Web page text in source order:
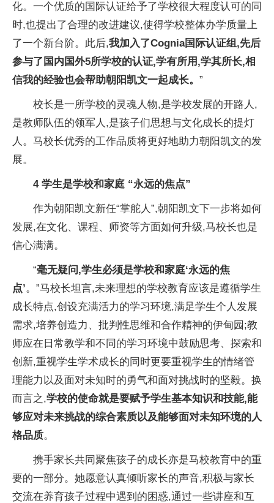
化。一个优质的国际认证给予了学校很大程度认可的同
时,也提出了合理的改进建议,使得学校整体办学质量上
了一个新台阶。此后,我加入了Cognia国际认证组,先后
参与了国内国外5所学校的认证,学有所用,学其所长,相
信我的经验也会帮助朝阳凯文一起成长。 ”
校长是一所学校的灵魂人物,是学校发展的开路人,
是教师队伍的领军人,是孩子们思想与文化成长的提灯
人。马校长优秀的工作品质将更好地助力朝阳凯文的发
展。
4 学生是学校和家庭 “永远的焦点”
作为朝阳凯文新任“掌舵人”,朝阳凯文下一步将如何
发展,在文化、课程、师资等方面如何升级,马校长也是
信心满满。
“毫无疑问,学生必须是学校和家庭‘永远的焦
点’。”马校长坦言,未来理想的学校教育应该是遵循学生
成长特点,创设充满活力的学习环境,满足学生个人发展
需求,培养创造力、批判性思维和合作精神的伊甸园;教
师应在日常教学和不同的学习环境中鼓励思考、探索和
创新,重视学生学术成长的同时更要重视学生的情绪管
理能力以及面对未知时的勇气和面对挑战时的坚毅。换
而言之,学校的使命就是要赋予学生基本知识和技能,能
够应对未来挑战的综合素质以及能够面对未知环境的人
格品质。
携手家长共同聚焦孩子的成长亦是马校教育中的重
要的一部分。她愿意认真倾听家长的声音,积极与家长
交流在养育孩子过程中遇到的困惑,通过一些讲座和互